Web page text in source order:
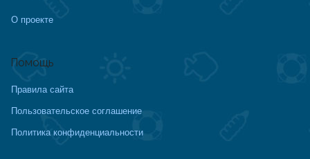
О проекте
Помощь
Правила сайта
Пользовательское соглашение
Политика конфиденциальности